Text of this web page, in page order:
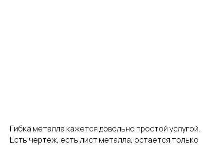
Гибка металла кажется довольно простой услугой.
Есть чертеж, есть лист металла, остается только